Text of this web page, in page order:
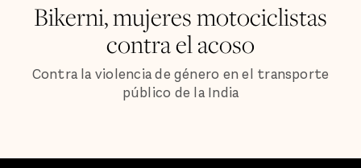
Bikerni, mujeres motociclistas
contra el acoso
Contra la violencia de género en el transporte
público de la India